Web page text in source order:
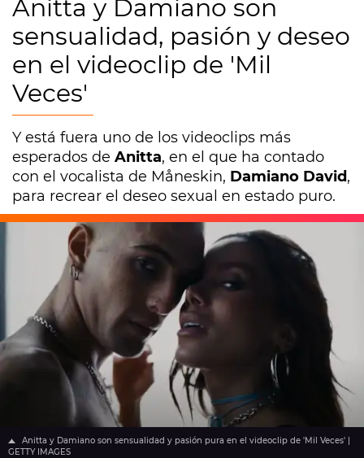
Anitta y Damiano son
sensualidad, pasión y deseo
en el videoclip de 'Mil
Veces'
Y está fuera uno de los videoclips más
esperados de Anitta, en el que ha contado
con el vocalista de Måneskin, Damiano David,
para recrear el deseo sexual en estado puro.
Anitta y Damiano son sensualidad y pasión pura en el videoclip de 'Mil Veces' |
GETTY IMAGES